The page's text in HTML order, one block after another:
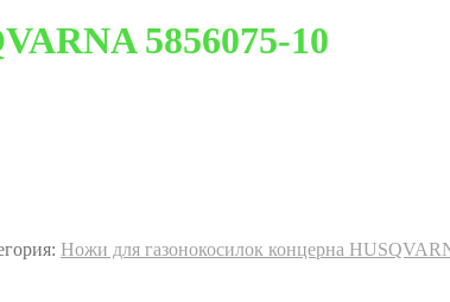
5856075-10
Ножи для газонокосилок концерна